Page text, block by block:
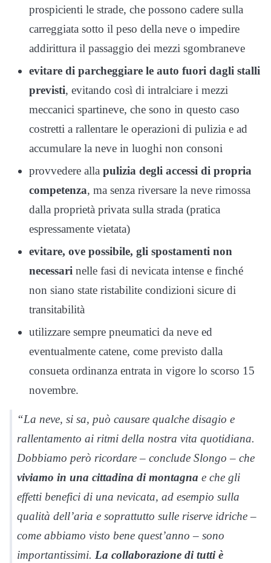
prospicienti le strade, che possono cadere sulla
carreggiata sotto il peso della neve o impedire
addirittura il passaggio dei mezzi sgombraneve
evitare di parcheggiare le auto fuori dagli stalli
previsti, evitando così di intralciare i mezzi
meccanici spartineve, che sono in questo caso
costretti a rallentare le operazioni di pulizia e ad
accumulare la neve in luoghi non consoni
provvedere alla pulizia degli accessi di propria
competenza, ma senza riversare la neve rimossa
dalla proprietà privata sulla strada (pratica
espressamente vietata)
evitare, ove possibile, gli spostamenti non
necessari nelle fasi di nevicata intense e finché
non siano state ristabilite condizioni sicure di
transitabilità
utilizzare sempre pneumatici da neve ed
eventualmente catene, come previsto dalla
consueta ordinanza entrata in vigore lo scorso 15
novembre.
“La neve, si sa, può causare qualche disagio e
rallentamento ai ritmi della nostra vita quotidiana.
Dobbiamo però ricordare – conclude Slongo – che
viviamo in una cittadina di montagna e che gli
effetti benefici di una nevicata, ad esempio sulla
qualità dell’aria e soprattutto sulle riserve idriche –
come abbiamo visto bene quest’anno – sono
importantissimi. La collaborazione di tutti è